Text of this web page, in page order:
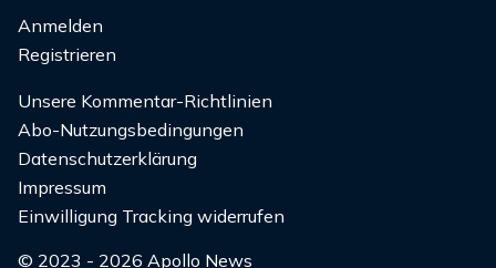
Anmelden
Registrieren
Unsere Kommentar-Richtlinien
Abo-Nutzungsbedingungen
Datenschutzerklärung
Impressum
Einwilligung Tracking widerrufen
© 2023 - 2026 Apollo News